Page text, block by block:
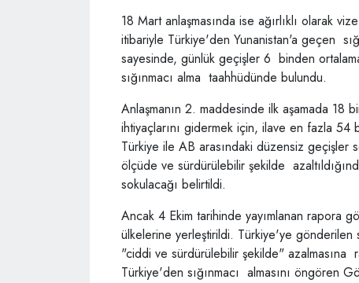
18 Mart anlaşmasında ise ağırlıklı olarak
itibariyle Türkiye'den Yunanistan'a geçen
sayesinde, günlük geçişler 6 binden
sığınmacı alma taahhüdünde bulundu.
Anlaşmanın 2. maddesinde ilk aşamada 18
ihtiyaçlarını gidermek için, ilave en fazla 54
Türkiye ile AB arasındaki düzensiz geçişler
ölçüde ve sürdürülebilir şekilde
sokulacağı belirtildi.
Ancak 4 Ekim tarihinde yayımlanan rapora
ülkelerine yerleştirildi. Türkiye'ye gönderilen
"ciddi ve sürdürülebilir şekilde" azalmasına
Türkiye'den sığınmacı almasını öngören